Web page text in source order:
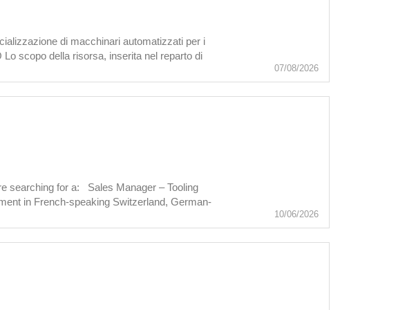
di macchinari automatizzati per i
scopo della risorsa, inserita nel reparto di
07/08/2026
searching for a: Sales Manager – Tooling
in French-speaking Switzerland, German-
10/06/2026